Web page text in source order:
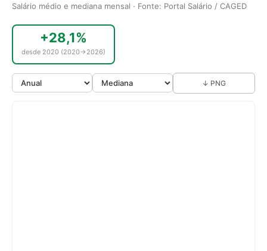
Salário médio e mediana mensal · Fonte: Portal Salário / CAGED
+28,1%
desde 2020 (2020→2026)
↓ PNG